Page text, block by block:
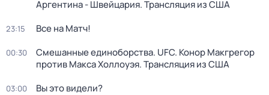
Аргентина - Швейцария. Трансляция из США
23:15 Все на Матч!
00:30
Смешанные единоборства. UFC. Конор Макгрегор
против Макса Холлоуэя. Трансляция из США
03:00 Вы это видели?